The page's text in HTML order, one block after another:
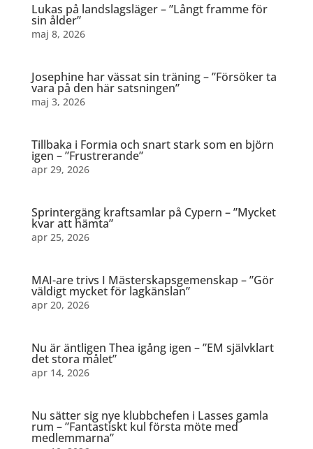
Lukas på landslagsläger – ”Långt framme för
sin ålder”
maj 8, 2026
Josephine har vässat sin träning – ”Försöker ta
vara på den här satsningen”
maj 3, 2026
Tillbaka i Formia och snart stark som en björn
igen – ”Frustrerande”
apr 29, 2026
Sprintergäng kraftsamlar på Cypern – ”Mycket
kvar att hämta”
apr 25, 2026
MAI-are trivs I Mästerskapsgemenskap – ”Gör
väldigt mycket för lagkänslan”
apr 20, 2026
Nu är äntligen Thea igång igen – ”EM självklart
det stora målet”
apr 14, 2026
Nu sätter sig nye klubbchefen i Lasses gamla
rum – ”Fantastiskt kul första möte med
medlemmarna”